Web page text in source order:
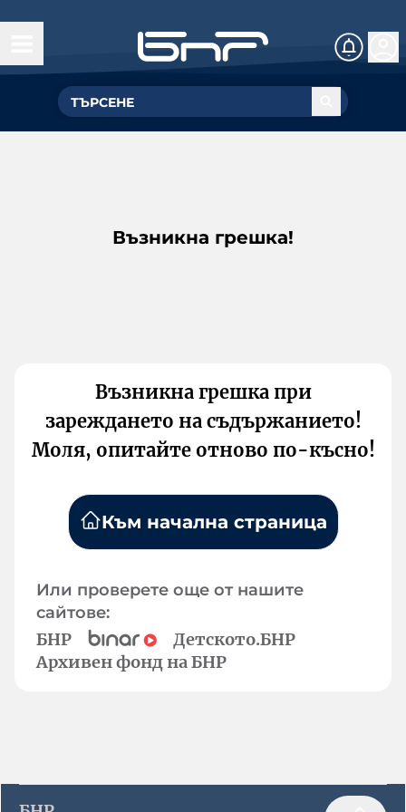
Възникна грешка!
Възникна грешка при
зареждането на съдържанието!
Моля, опитайте отново по-късно!
Към начална страница
Или проверете още от нашите
сайтове:
БНР
Детското.БНР
Архивен фонд на БНР